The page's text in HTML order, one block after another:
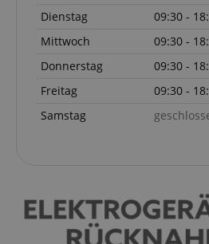
Dienstag
09:30 -
Mittwoch
09:30 -
Donnerstag
09:30 -
Freitag
09:30 -
Samstag